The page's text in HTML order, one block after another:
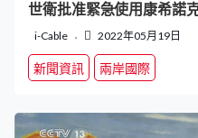
世衛批准緊急使用康希諾
i-Cable 2022年05月19日
新聞資訊 兩岸國際